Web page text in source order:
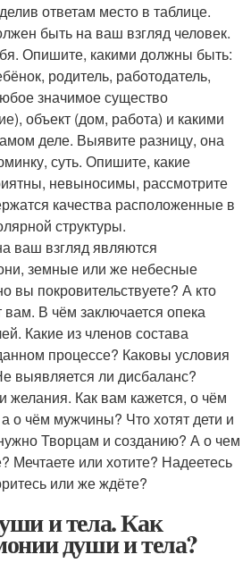
ответам место в таблице.
быть на ваш взгляд человек.
Опишите, какими должны быть:
родитель, работодатель,
значимое существо
объект (дом, работа) и какими
деле. Выявите разницу, она
суть. Опишите, какие
невыносимы, рассмотрите
качества расположенные в
структуры.
ваш взгляд являются
земные или же небесные
вы покровительствуете? А кто
вам. В чём заключается опека
Какие из членов состава
процессе? Каковы условия
выявляется ли дисбаланс?
желания. Как вам кажется, о чём
чём мужчины? Что хотят дети и
Творцам и созданию? А о чем
Мечтаете или хотите? Надеетесь
или же ждёте?
и тела. Как
души и тела?